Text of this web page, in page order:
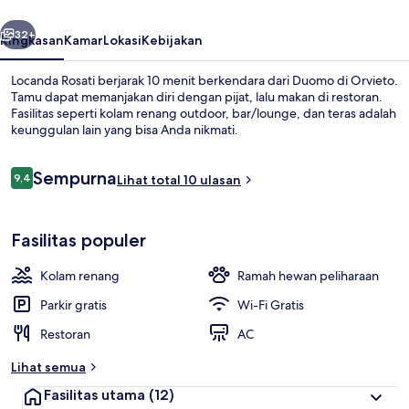
Berikutnya
32+
RingkasanKamarLokasiKebijakan
Locanda Rosati berjarak 10 menit berkendara dari Duomo di Orvieto.
Tamu dapat memanjakan diri dengan pijat, lalu makan di restoran.
Fasilitas seperti kolam renang outdoor, bar/lounge, dan teras adalah
keunggulan lain yang bisa Anda nikmati.
Ulasan
9,49,4 dari 10
SempurnaLihat total 10 ulasan
Fasilitas populer
Kolam renang
Ramah hewan peliharaan
Parkir gratis
Wi-Fi Gratis
Restoran
AC
Lihat semua
Fasilitas utama (12)